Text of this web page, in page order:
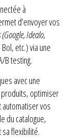
à
d’envoyer vos
Idealo,
etc.) via une
B testing.
avec une
produits, optimiser
vos
du catalogue,
sa flexibilité.